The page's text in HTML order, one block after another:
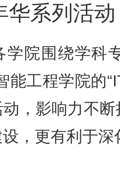
华系列活动
学院围绕学科
能工程学院的
，影响力不
，更有利于